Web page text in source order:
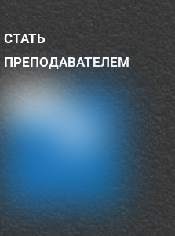
СТАТЬ
ПРЕПОДАВАТЕЛЕМ